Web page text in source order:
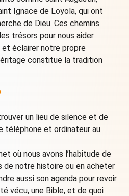
Ignace de Loyola, qui ont
de Dieu. Ces chemins
trésors pour nous aider
et éclairer notre propre
constitue la tradition
un lieu de silence et de
téléphone et ordinateur au
où nous avons l’habitude de
de notre histoire ou en acheter
aussi son agenda pour revoir
vécu, une Bible, et de quoi